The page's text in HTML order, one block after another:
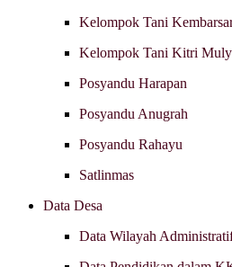
Kelompok Tani
Kelompok Tani Kitri
Posyandu Harapan
Posyandu Anugrah
Posyandu Rahayu
Satlinmas
Data Desa
Data Wilayah